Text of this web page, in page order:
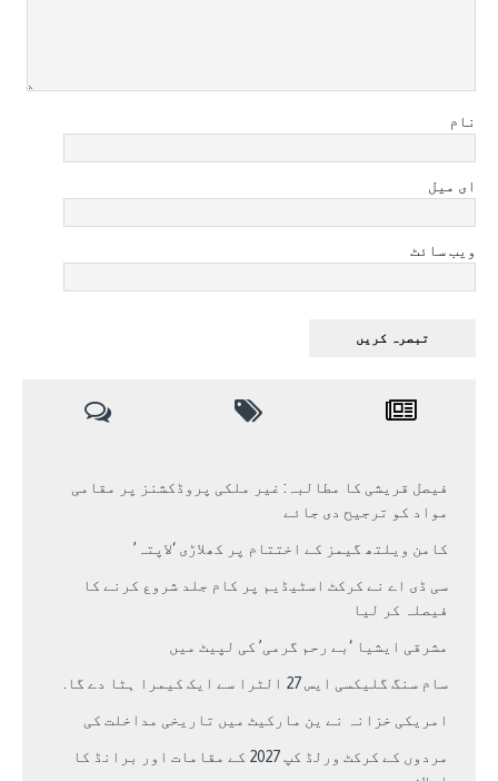
نام
ای میل
ویب سائٹ
فیصل قریشی کا مطالبہ: غیر ملکی پروڈکشنز پر مقامی
مواد کو ترجیح دی جائے
کامن ویلتھ گیمز کے اختتام پر کھلاڑی ‘لاپتہ’
سی ڈی اے نے کرکٹ اسٹیڈیم پر کام جلد شروع کرنے کا
فیصلہ کر لیا
مشرقی ایشیا ‘بے رحم گرمی’ کی لپیٹ میں
سام سنگ گلیکسی ایس 27 الٹرا سے ایک کیمرا ہٹا دے گا.
امریکی خزانہ نے ین مارکیٹ میں تاریخی مداخلت کی
مردوں کے کرکٹ ورلڈ کپ 2027 کے مقامات اور برانڈ کا